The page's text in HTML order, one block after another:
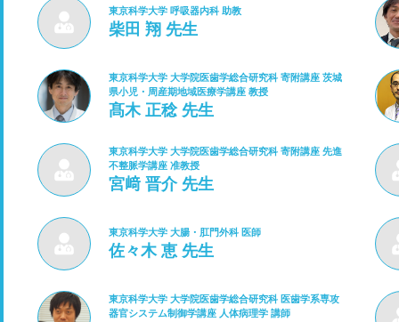
東京科学大学 呼吸器内科 助教
柴田 翔 先生
東京科学大学 大学院医歯学総合研究科 寄附講座 茨城
県小児・周産期地域医療学講座 教授
髙木 正稔 先生
東京科学大学 大学院医歯学総合研究科 寄附講座 先進
不整脈学講座 准教授
宮﨑 晋介 先生
東京科学大学 大腸・肛門外科 医師
佐々木 恵 先生
東京科学大学 大学院医歯学総合研究科 医歯学系専攻
器官システム制御学講座 人体病理学 講師